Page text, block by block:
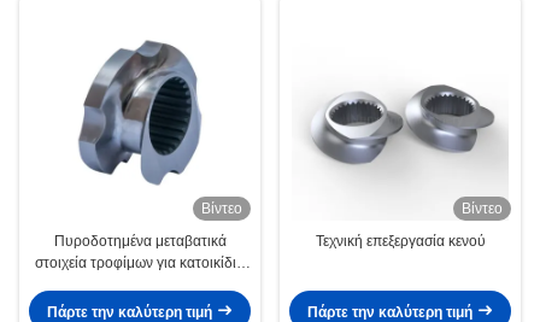
Βίντεο
Πυροδοτημένα μεταβατικά
στοιχεία τροφίμων για κατοικίδια
βίδες για την εξάτμιση πελετιστή
Πάρτε την καλύτερη τιμή
Βίντεο
Τεχνική επεξεργασία κενού
Πάρτε την καλύτερη τιμή